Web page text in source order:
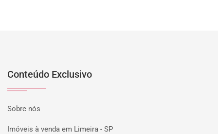
Conteúdo Exclusivo
Sobre nós
Imóveis à venda em Limeira - SP